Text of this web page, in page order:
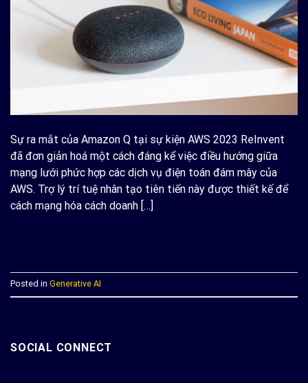
Sự ra mắt của Amazon Q tại sự kiện AWS 2023 ReInvent
đã đơn giản hoá một cách đáng kể việc điều hướng giữa
mạng lưới phức hợp các dịch vụ điện toán đám mây của
AWS. Trợ lý trí tuệ nhân tạo tiên tiến này được thiết kế để
cách mạng hóa cách doanh […]
Posted in Generative AI
SOCIAL CONNECT